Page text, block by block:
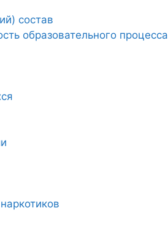
состав
образовательного процесса